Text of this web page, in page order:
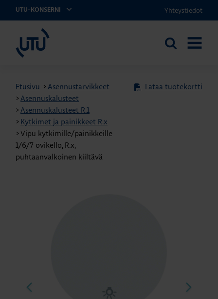
UTU-KONSERNI Yhteystiedot
Etsi
Etusivu >Asennustarvikkeet
>Asennuskalusteet
>Asennuskalusteet R.1
> Kytkimet ja painikkeet R.x
>Vipu kytkimille/painikkeille
1/6/7 ovikello, R.x,
puhtaanvalkoinen kiiltävä
Lataa tuotekortti